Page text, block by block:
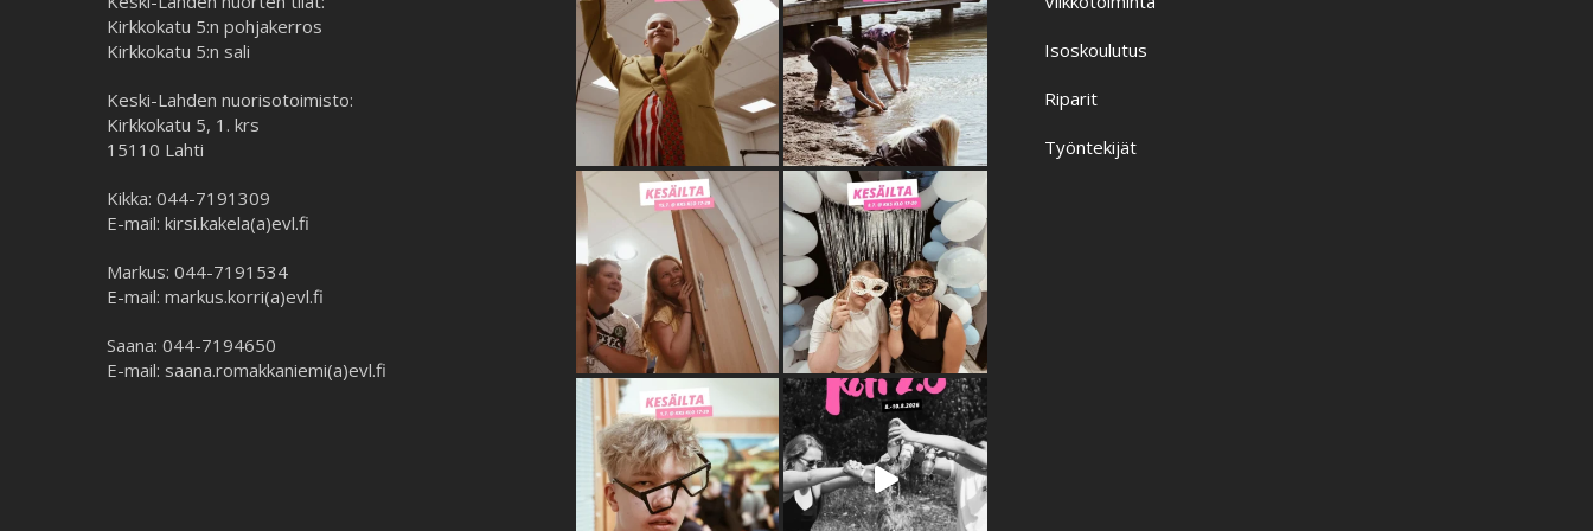
Kirkkokatu 5:n pohjakerros
Kirkkokatu 5:n sali
Keski-Lahden nuorisotoimisto:
Kirkkokatu 5, 1. krs
15110 Lahti
Kikka: 044-7191309
E-mail: kirsi.kakela(a)evl.fi
Markus: 044-7191534
E-mail: markus.korri(a)evl.fi
Saana: 044-7194650
E-mail: saana.romakkaniemi(a)evl.fi
Isoskoulutus
Riparit
Työntekijät